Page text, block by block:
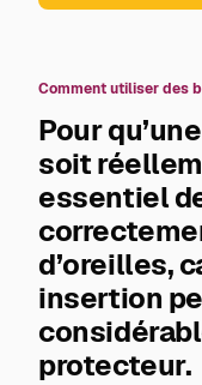
Comment utiliser des
Pour
soit
essentiel
d’oreilles,
insertion
protecteur.